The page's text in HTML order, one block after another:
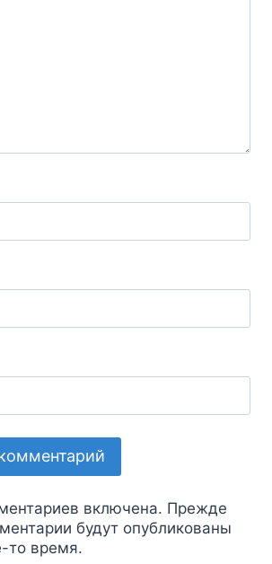
включена. Прежде
будут опубликованы
то время.